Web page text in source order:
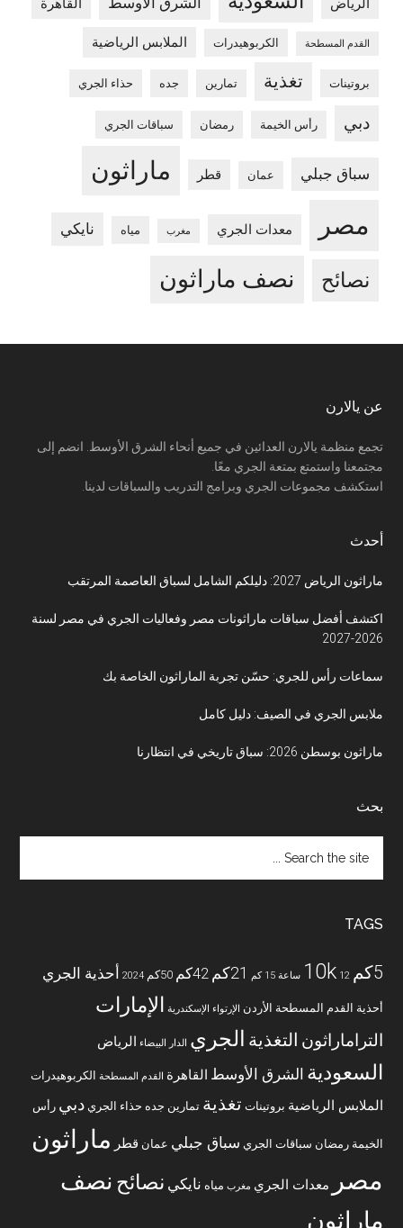
الرياض القاهرة
القدم المسطحة الكربوهيدرات الملابس الرياضية
بروتينات تغذية تمارين جده حذاء الجري
دبي رأس الخيمة رمضان سباقات الجري
سباق جبلي عمان قطر ماراثون
مصر معدات الجري مغرب مياه نايكي
نصائح نصف ماراثون
Footer
عن يالارن
تجمع منظمة يالارن العدائين في جميع أنحاء الشرق الأوسط. انضم إلى
مجتمعنا واستمتع بمتعة الجري معًا.
استكشف مجموعات الجري وبرامج التدريب والسباقات لدينا.
أحدث
ماراثون الرياض 2027: دليلكم الشامل لسباق العاصمة المرتقب
اكتشف أفضل سباقات ماراثونات مصر وفعاليات الجري في مصر لسنة
2026-2027
سماعات رأس للجري: حسّن تجربة الماراثون الخاصة بك
ملابس الجري في الصيف: دليل كامل
ماراثون بوسطن 2026: سباق تاريخي في انتظارنا
بحث
the
TAGS
5كم 10k 12 ساعة 15 كم 21كم 42كم 50كم 2024 أحذية الجري
أحذية القدم المسطحة الأردن الإرتواء الإسكندرية الإمارات
التراماراثون التغذية الجري الدار البيضاء الرياض
السعودية الشرق الأوسط القاهرة القدم المسطحة الكربوهيدرات
الملابس الرياضية بروتينات تغذية تمارين جده حذاء الجري دبي رأس
الخيمة رمضان سباقات الجري سباق جبلي عمان قطر ماراثون
مصر معدات الجري مغرب مياه نايكي نصائح نصف
ماراثون